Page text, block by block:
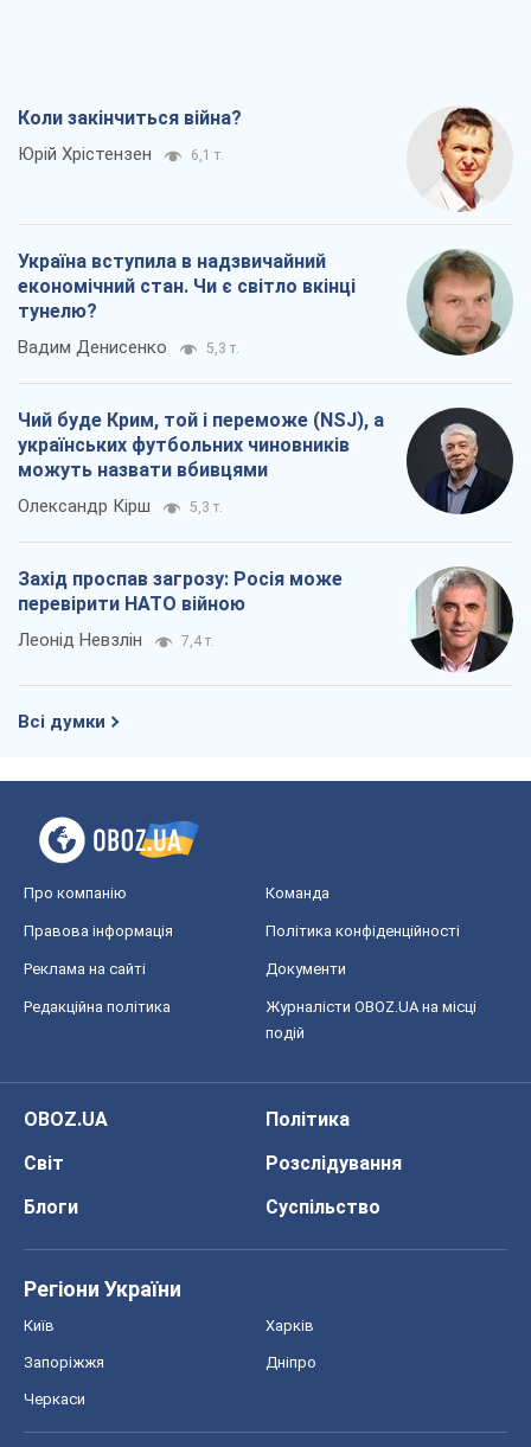
Коли закінчиться війна?
Юрій Хрістензен 6,1 т.
Україна вступила в надзвичайний
економічний стан. Чи є світло вкінці
тунелю?
Вадим Денисенко 5,3 т.
Чий буде Крим, той і переможе (NSJ), а
українських футбольних чиновників
можуть назвати вбивцями
Олександр Кірш 5,3 т.
Захід проспав загрозу: Росія може
перевірити НАТО війною
Леонід Невзлін 7,4 т.
Всі думки
Про компанію Команда
Правова інформація Політика конфіденційності
Реклама на сайті Документи
Редакційна політика
Журналісти OBOZ.UA на місці
подій
OBOZ.UA
Політика
Світ
Розслідування
Блоги
Суспільство
Регіони України
Київ Харків
Запоріжжя Дніпро
Черкаси